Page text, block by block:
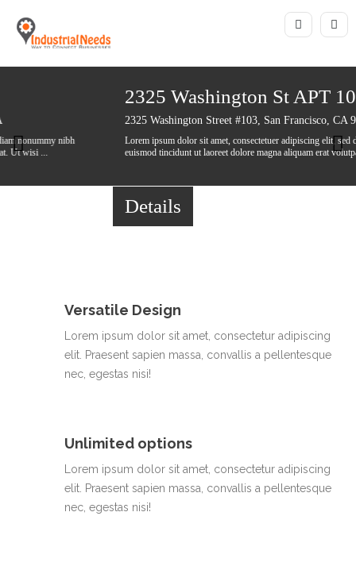
2325 Washington St APT 103
2325 Washington Street #103, San Francisco, CA 94115, USA
Lorem ipsum dolor sit amet, consectetuer adipiscing elit, sed diam nonummy nibh
euismod tincidunt ut laoreet dolore magna aliquam erat volutpat. Ut wisi ...
Versatile Design
Lorem ipsum dolor sit amet, consectetur adipiscing
elit. Praesent sapien massa, convallis a pellentesque
nec, egestas nisi!
Unlimited options
Lorem ipsum dolor sit amet, consectetur adipiscing
elit. Praesent sapien massa, convallis a pellentesque
nec, egestas nisi!